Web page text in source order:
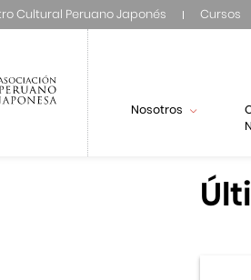
Cultural Peruano Japonés Cursos
Nosotros